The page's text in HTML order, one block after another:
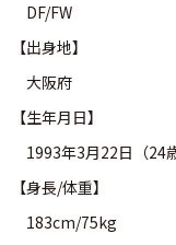
DF/FW
【出身地】
大阪府
【生年月日】
1993年3月22日（24歳
【身長/体重】
183cm/75kg